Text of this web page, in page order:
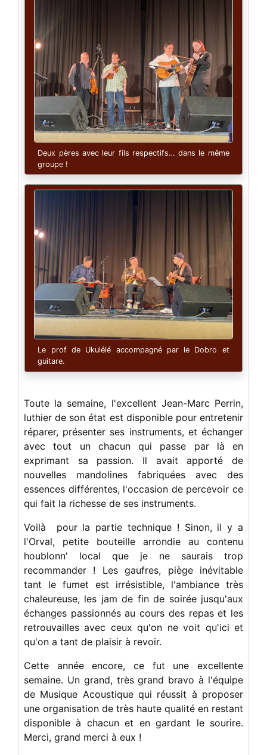
Deux pères avec leur fils respectifs… dans le même
groupe !
Le prof de Ukulélé accompagné par le Dobro et
guitare.
Toute la semaine, l'excellent Jean-Marc Perrin,
luthier de son état est disponible pour entretenir
réparer, présenter ses instruments, et échanger
avec tout un chacun qui passe par là en
exprimant sa passion. Il avait apporté de
nouvelles mandolines fabriquées avec des
essences différentes, l'occasion de percevoir ce
qui fait la richesse de ses instruments.
Voilà pour la partie technique ! Sinon, il y a
l'Orval, petite bouteille arrondie au contenu
houblonn' local que je ne saurais trop
recommander ! Les gaufres, piège inévitable
tant le fumet est irrésistible, l'ambiance très
chaleureuse, les jam de fin de soirée jusqu'aux
échanges passionnés au cours des repas et les
retrouvailles avec ceux qu'on ne voit qu'ici et
qu'on a tant de plaisir à revoir.
Cette année encore, ce fut une excellente
semaine. Un grand, très grand bravo à l'équipe
de Musique Acoustique qui réussit à proposer
une organisation de très haute qualité en restant
disponible à chacun et en gardant le sourire.
Merci, grand merci à eux !